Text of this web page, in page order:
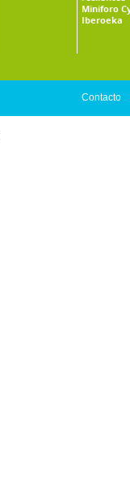
Miniforo
Iberoeka
Contacto